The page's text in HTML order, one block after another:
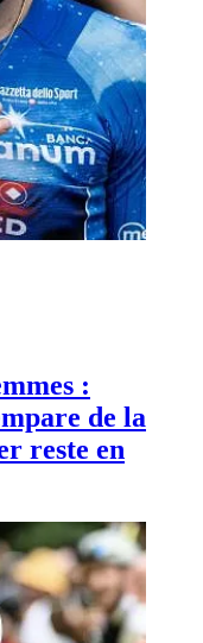
:
de la
reste en